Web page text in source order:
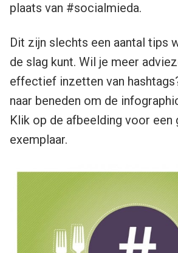
plaats van #socialmieda.
Dit zijn slechts een aantal tips
de slag kunt. Wil je meer
effectief inzetten van
naar beneden om de
Klik op de afbeelding voor een
exemplaar.